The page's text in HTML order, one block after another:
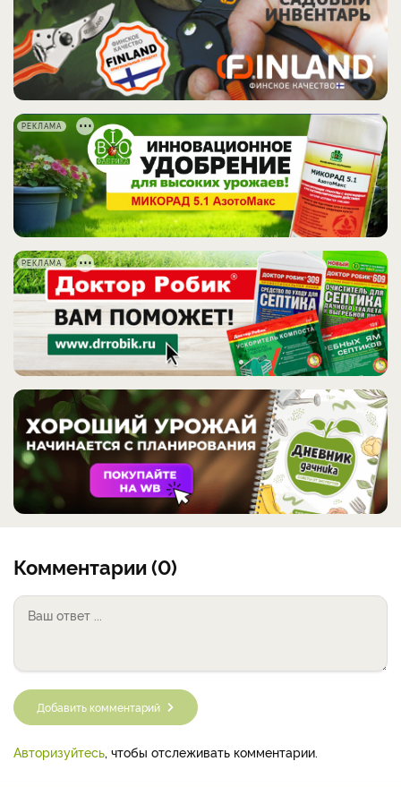
РЕКЛАМА
РЕКЛАМА
Комментарии (0)
Добавить комментарий
Авторизуйтесь, чтобы отслеживать комментарии.